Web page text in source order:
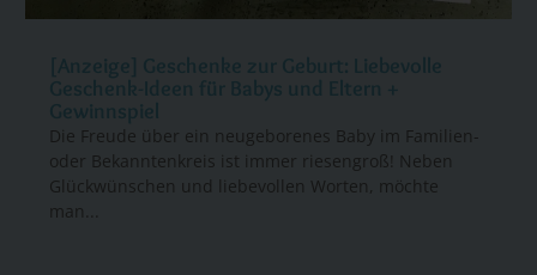
[Anzeige] Geschenke zur Geburt: Liebevolle
Geschenk-Ideen für Babys und Eltern +
Gewinnspiel
Die Freude über ein neugeborenes Baby im Familien-
oder Bekanntenkreis ist immer riesengroß! Neben
Glückwünschen und liebevollen Worten, möchte
man...